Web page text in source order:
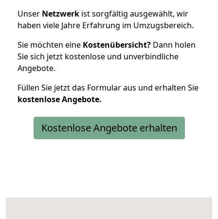
Unser Netzwerk ist sorgfältig ausgewählt, wir
haben viele Jahre Erfahrung im Umzugsbereich.
Sie möchten eine Kostenübersicht? Dann holen
Sie sich jetzt kostenlose und unverbindliche
Angebote.
Füllen Sie jetzt das Formular aus und erhalten Sie
kostenloseAngebote.
Kostenlose Angebote erhalten